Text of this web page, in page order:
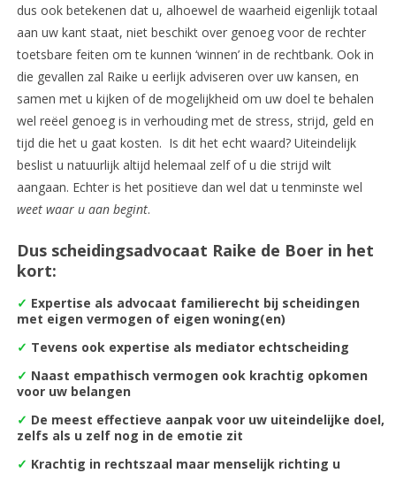
dus ook betekenen dat u, alhoewel de waarheid eigenlijk totaal
aan uw kant staat, niet beschikt over genoeg voor de rechter
toetsbare feiten om te kunnen ‘winnen’ in de rechtbank. Ook in
die gevallen zal Raike u eerlijk adviseren over uw kansen, en
samen met u kijken of de mogelijkheid om uw doel te behalen
wel reëel genoeg is in verhouding met de stress, strijd, geld en
tijd die het u gaat kosten. Is dit het echt waard? Uiteindelijk
beslist u natuurlijk altijd helemaal zelf of u die strijd wilt
aangaan. Echter is het positieve dan wel dat u tenminste wel
weet waar u aan begint.
Dus scheidingsadvocaat Raike de Boer in het
kort:
✓ Expertise als advocaat familierecht bij scheidingen
met eigen vermogen of eigen woning(en)
✓ Tevens ook expertise als mediator echtscheiding
✓ Naast empathisch vermogen ook krachtig opkomen
voor uw belangen
✓ De meest effectieve aanpak voor uw uiteindelijke doel,
zelfs als u zelf nog in de emotie zit
✓ Krachtig in rechtszaal maar menselijk richting u